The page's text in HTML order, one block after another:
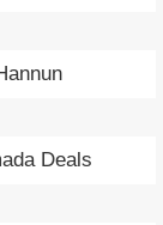
Deals